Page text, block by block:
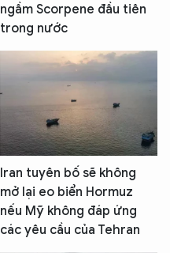
ngầm Scorpene đầu tiên
trong nước
Iran tuyên bố sẽ không
mở lại eo biển Hormuz
nếu Mỹ không đáp ứng
các yêu cầu của Tehran